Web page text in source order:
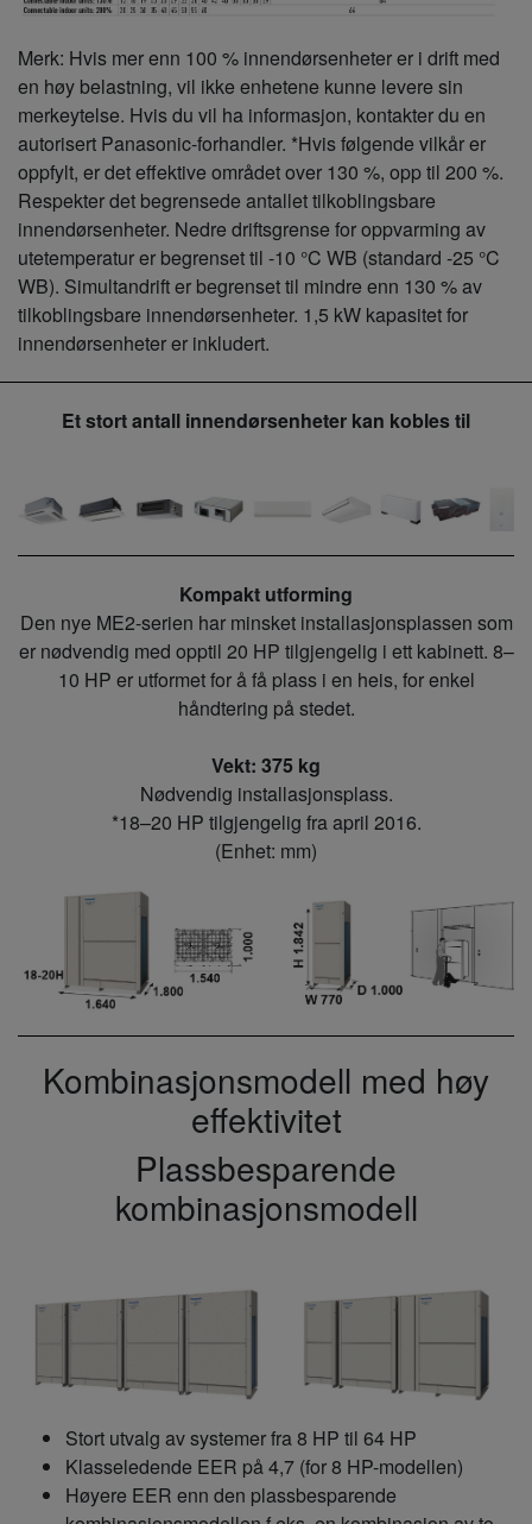
Merk: Hvis mer enn 100 % innendørsenheter er i drift med
en høy belastning, vil ikke enhetene kunne levere sin
merkeytelse. Hvis du vil ha informasjon, kontakter du en
autorisert Panasonic-forhandler. *Hvis følgende vilkår er
oppfylt, er det effektive området over 130 %, opp til 200 %.
Respekter det begrensede antallet tilkoblingsbare
innendørsenheter. Nedre driftsgrense for oppvarming av
utetemperatur er begrenset til -10 °C WB (standard -25 °C
WB). Simultandrift er begrenset til mindre enn 130 % av
tilkoblingsbare innendørsenheter. 1,5 kW kapasitet for
innendørsenheter er inkludert.
Et stort antall innendørsenheter kan kobles til
Kompakt utforming
Den nye ME2-serien har minsket installasjonsplassen som
er nødvendig med opptil 20 HP tilgjengelig i ett kabinett. 8–
10 HP er utformet for å få plass i en heis, for enkel
håndtering på stedet.
Vekt: 375 kg
Nødvendig installasjonsplass.
*18–20 HP tilgjengelig fra april 2016.
(Enhet: mm)
Kombinasjonsmodell med høy
effektivitet
Plassbesparende
kombinasjonsmodell
Stort utvalg av systemer fra 8 HP til 64 HP
Klasseledende EER på 4,7 (for 8 HP-modellen)
Høyere EER enn den plassbesparende